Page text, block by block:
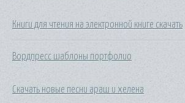
Книги для чтения на электронной книге скачать
Вордпресс шаблоны портфолио
Скачать новые песни араш и хелена